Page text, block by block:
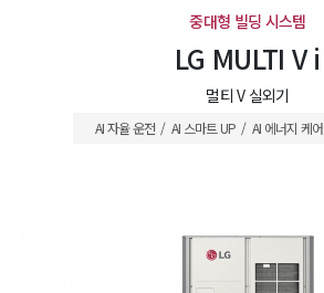
중대형 빌딩 시스템
LG MULTI V i
멀티 V 실외기
AI 자율 운전 AI 스마트 UP AI 에너지 케어